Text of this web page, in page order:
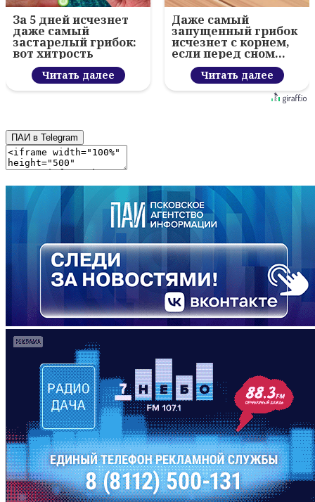
За 5 дней исчезнет
даже самый
застарелый грибок:
вот хитрость
Читать далее
Даже самый
запущенный грибок
исчезнет с корнем,
если перед сном…
Читать далее
ПАИ в Telegram